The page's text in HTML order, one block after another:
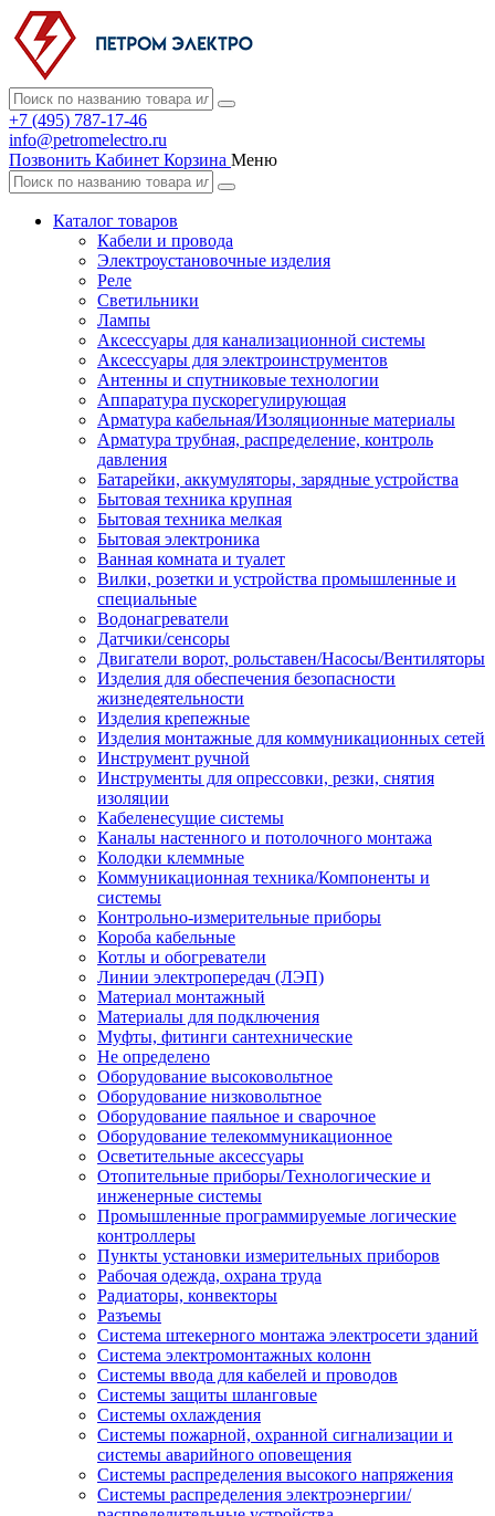
+7 (495) 787-17-46
info@petromelectro.ru
Позвонить Кабинет Корзина Меню
Каталог товаров
Кабели и провода
Электроустановочные изделия
Реле
Светильники
Лампы
Аксессуары для канализационной системы
Аксессуары для электроинструментов
Антенны и спутниковые технологии
Аппаратура пускорегулирующая
Арматура кабельная/Изоляционные материалы
Арматура трубная, распределение, контроль
давления
Батарейки, аккумуляторы, зарядные устройства
Бытовая техника крупная
Бытовая техника мелкая
Бытовая электроника
Ванная комната и туалет
Вилки, розетки и устройства промышленные и
специальные
Водонагреватели
Датчики/сенсоры
Двигатели ворот, рольставен/Насосы/Вентиляторы
Изделия для обеспечения безопасности
жизнедеятельности
Изделия крепежные
Изделия монтажные для коммуникационных сетей
Инструмент ручной
Инструменты для опрессовки, резки, снятия
изоляции
Кабеленесущие системы
Каналы настенного и потолочного монтажа
Колодки клеммные
Коммуникационная техника/Компоненты и
системы
Контрольно-измерительные приборы
Короба кабельные
Котлы и обогреватели
Линии электропередач (ЛЭП)
Материал монтажный
Материалы для подключения
Муфты, фитинги сантехнические
Не определено
Оборудование высоковольтное
Оборудование низковольтное
Оборудование паяльное и сварочное
Оборудование телекоммуникационное
Осветительные аксессуары
Отопительные приборы/Технологические и
инженерные системы
Промышленные программируемые логические
контроллеры
Пункты установки измерительных приборов
Рабочая одежда, охрана труда
Радиаторы, конвекторы
Разъемы
Система штекерного монтажа электросети зданий
Система электромонтажных колонн
Системы ввода для кабелей и проводов
Системы защиты шланговые
Системы охлаждения
Системы пожарной, охранной сигнализации и
системы аварийного оповещения
Системы распределения высокого напряжения
Системы распределения электроэнергии/